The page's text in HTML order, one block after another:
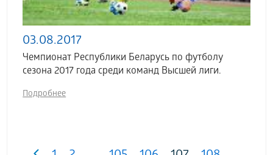
03.08.2017
Чемпионат Республики Беларусь по футболу
сезона 2017 года среди команд Высшей лиги.
Подробнее